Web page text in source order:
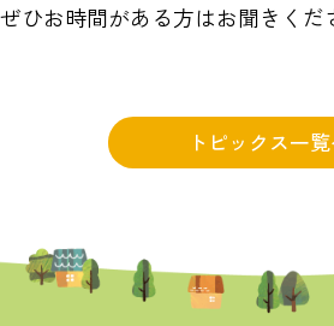
ぜひお時間がある方はお聞きく
トピックス一